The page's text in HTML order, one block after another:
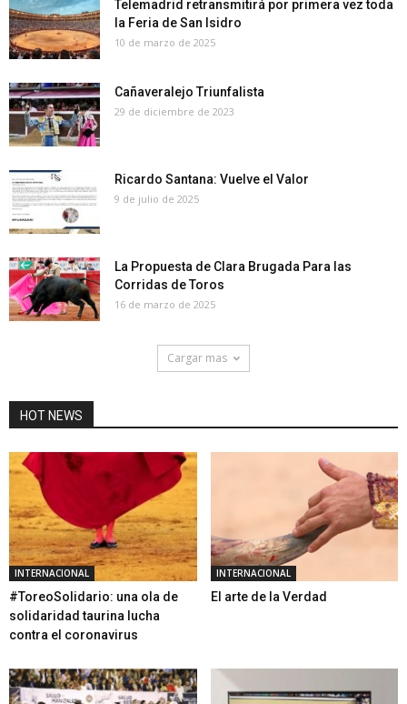
Telemadrid retransmitirá por primera vez toda
la Feria de San Isidro
10 de marzo de 2025
Cañaveralejo Triunfalista
29 de diciembre de 2023
Ricardo Santana: Vuelve el Valor
9 de julio de 2025
La Propuesta de Clara Brugada Para las
Corridas de Toros
16 de marzo de 2025
Cargar mas
HOT NEWS
INTERNACIONAL
#ToreoSolidario: una ola de
solidaridad taurina lucha
contra el coronavirus
INTERNACIONAL
El arte de la Verdad